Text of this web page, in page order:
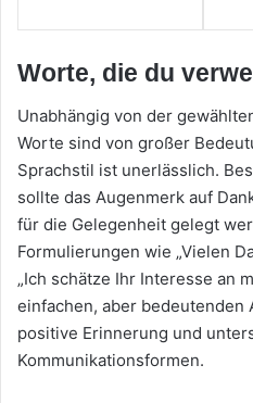
Worte, die du
Unabhängig von der
Worte sind von großer
Sprachstil ist unerlässlich.
sollte das Augenmerk auf
für die Gelegenheit gelegt
Formulierungen wie „Vielen
„Ich schätze Ihr Interesse an
einfachen, aber bedeutenden
positive Erinnerung und
Kommunikationsformen.